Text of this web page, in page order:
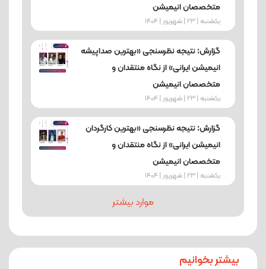
متخصصان انیمیشن
یکشنبه | 23 | شهریور | 1404
گزارش: نتیجه نظرسنجی «بهترین صداپیشه
انیمیشن‌ ایرانی» از نگاه منتقدان و
متخصصان انیمیشن
یکشنبه | 23 | شهریور | 1404
گزارش: نتیجه نظرسنجی «بهترین کارگردان
انیمیشن‌ ایرانی» از نگاه منتقدان و
متخصصان انیمیشن
یکشنبه | 23 | شهریور | 1404
موارد بیشتر
بیشتر بخوانیم